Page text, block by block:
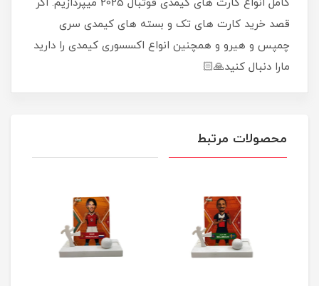
کامل انواع کارت های کیمدی فوتبال 2025 میپردازیم. اگر
قصد خرید کارت های تک و بسته های کیمدی سری
چمپس و هیرو و همچنین انواع اکسسوری کیمدی را دارید
مارا دنبال کنید🙏🏻
محصولات مرتبط